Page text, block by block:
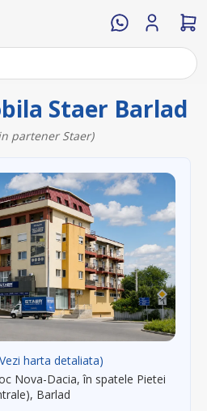
Staer Barlad
partener Staer)
harta detaliata)
Nova-Dacia, în spatele Pietei
Barlad